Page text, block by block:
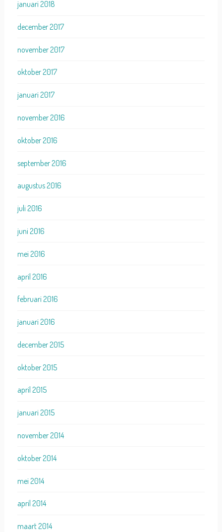
januari 2018
december 2017
november 2017
oktober 2017
januari 2017
november 2016
oktober 2016
september 2016
augustus 2016
juli 2016
juni 2016
mei 2016
april 2016
februari 2016
januari 2016
december 2015
oktober 2015
april 2015
januari 2015
november 2014
oktober 2014
mei 2014
april 2014
maart 2014